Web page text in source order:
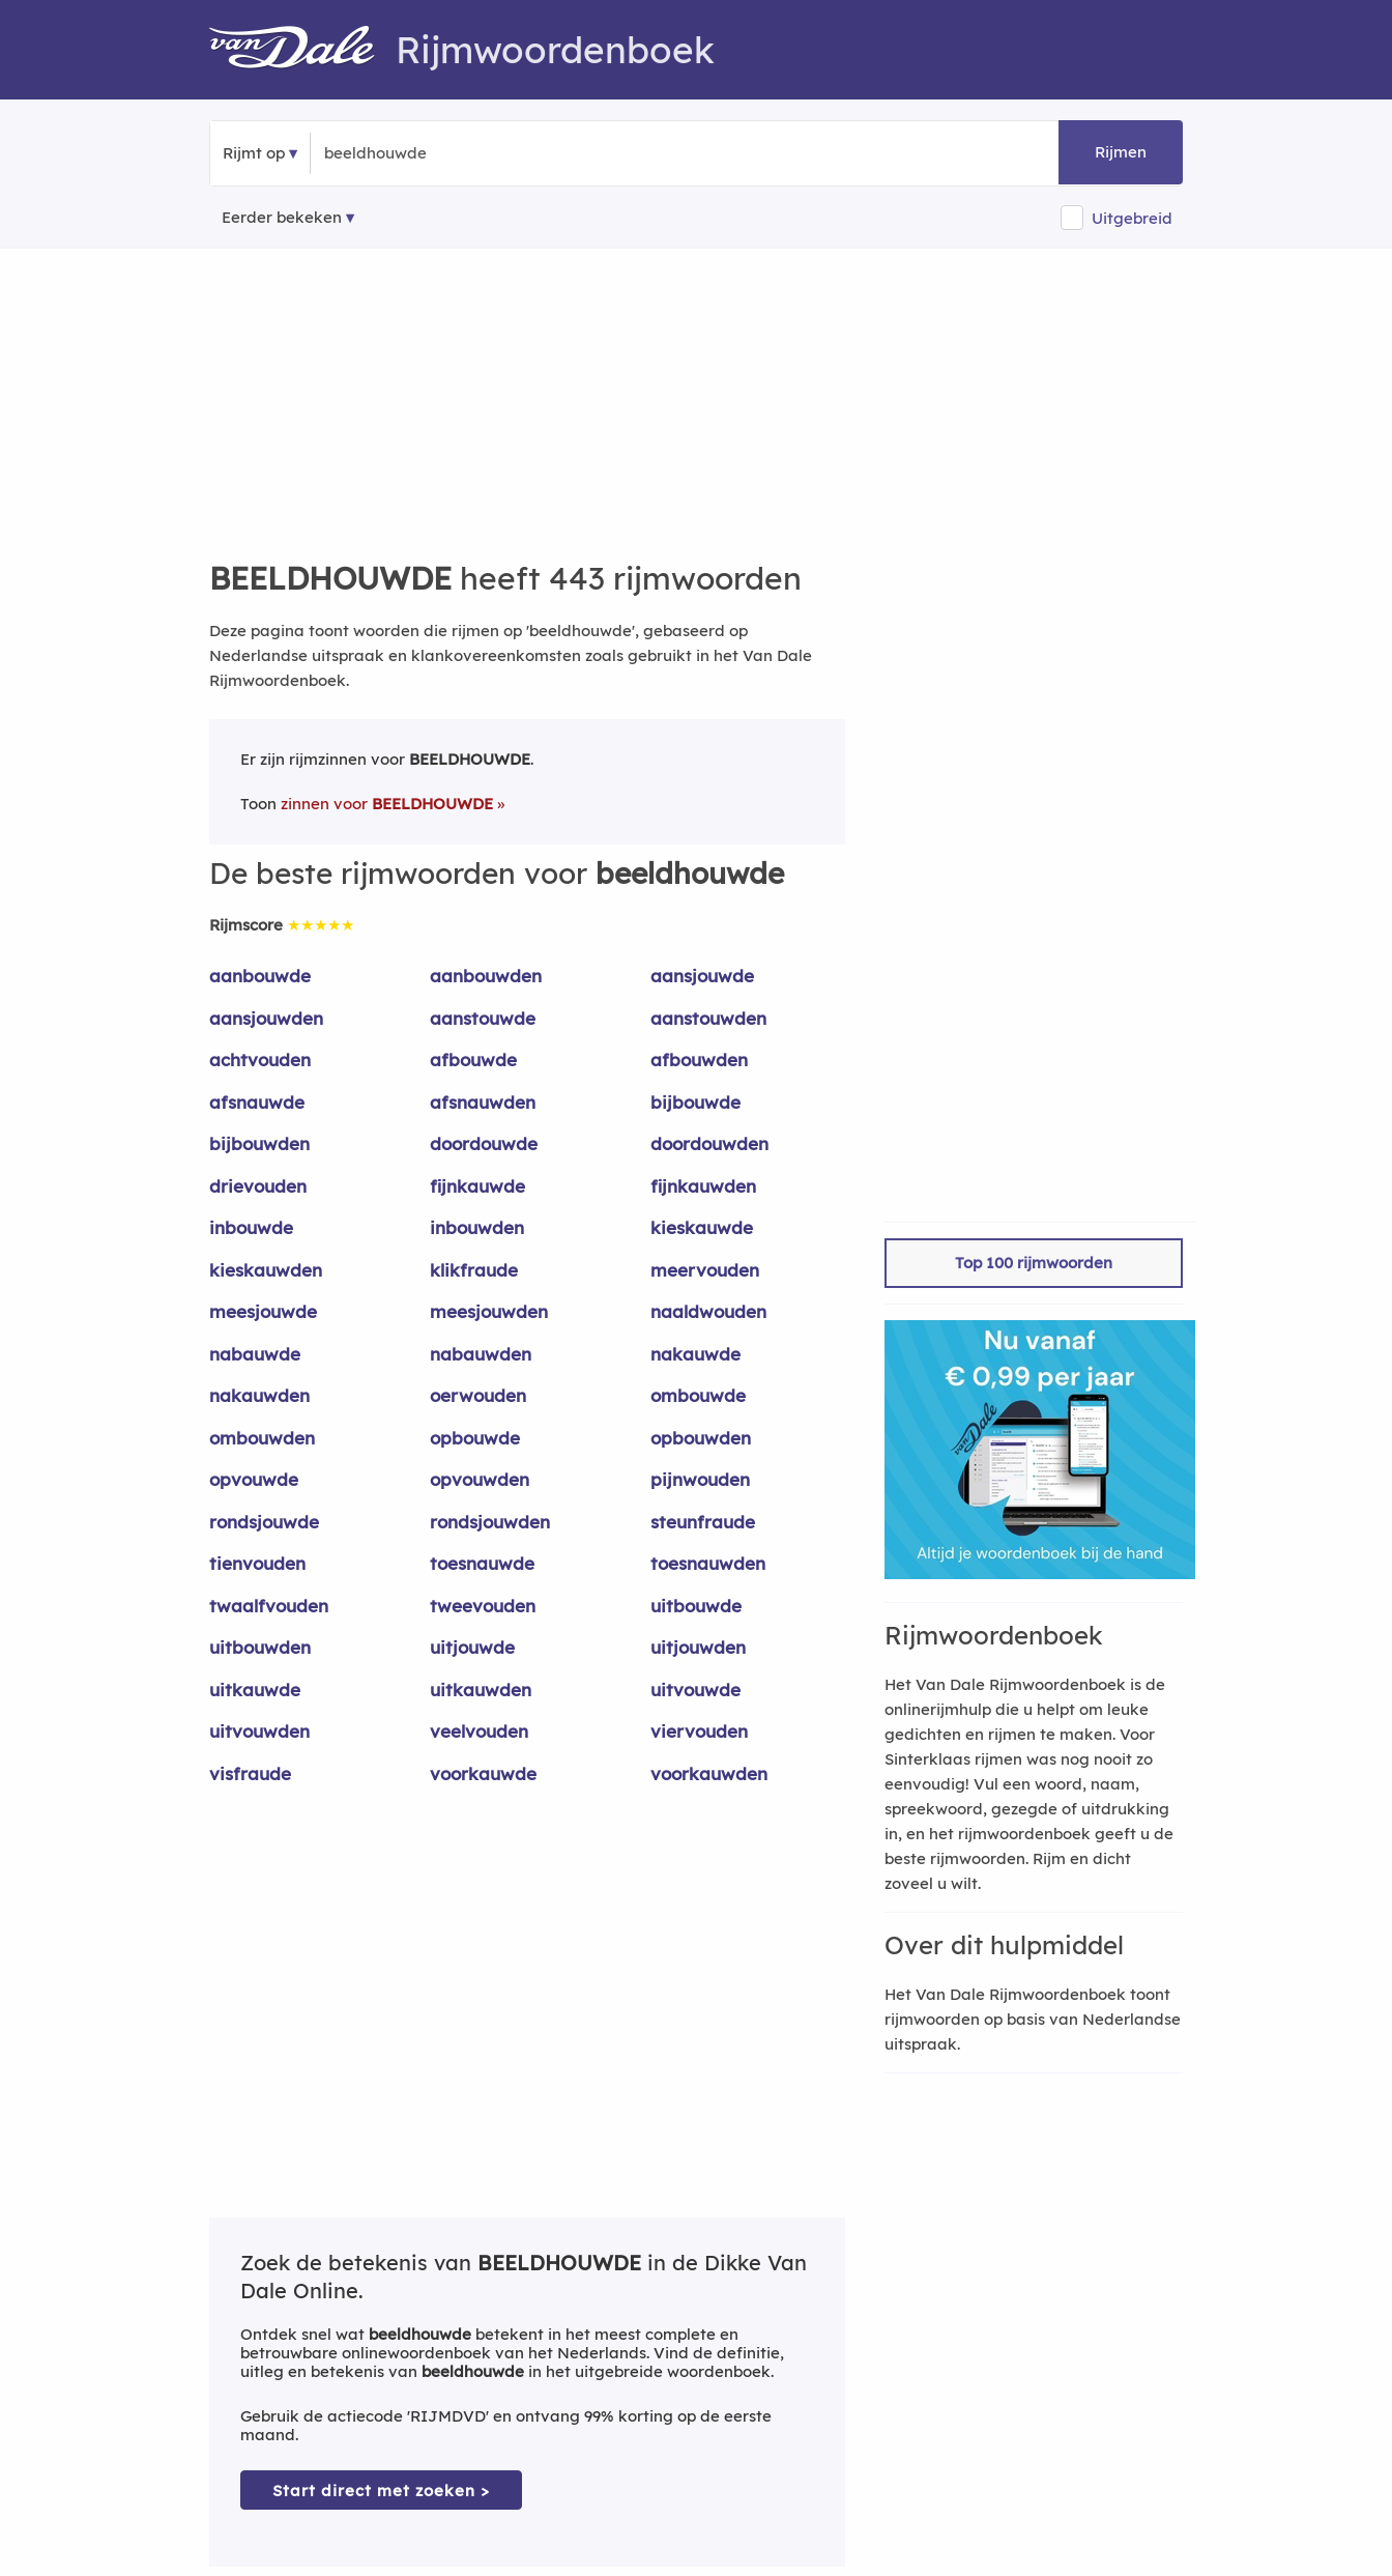
Rijmwoordenboek
Rijmt op Rijmen
Eerder bekeken Uitgebreid
BEELDHOUWDE heeft 443 rijmwoorden
Deze pagina toont woorden die rijmen op 'beeldhouwde', gebaseerd op
Nederlandse uitspraak en klankovereenkomsten zoals gebruikt in het Van Dale
Rijmwoordenboek.
Er zijn rijmzinnen voor BEELDHOUWDE.
Toon zinnen voor BEELDHOUWDE
De beste rijmwoorden voor beeldhouwde
Rijmscore ★★★★★
aanbouwde aanbouwden
aansjouwde
aansjouwden
aanstouwde
aanstouwden
achtvouden
afbouwde
afbouwden
afsnauwde
afsnauwden
bijbouwde
bijbouwden
doordouwde
doordouwden
drievouden
fijnkauwde
fijnkauwden
inbouwde
inbouwden
kieskauwde
kieskauwden
klikfraude
meervouden
meesjouwde
meesjouwden
naaldwouden
nabauwde
nabauwden
nakauwde
nakauwden
oerwouden
ombouwde
ombouwden
opbouwde
opbouwden
opvouwde
opvouwden
pijnwouden
rondsjouwde
rondsjouwden
steunfraude
tienvouden
toesnauwde
toesnauwden
twaalfvouden
tweevouden
uitbouwde
uitbouwden
uitjouwde
uitjouwden
uitkauwde
uitkauwden
uitvouwde
uitvouwden
veelvouden
viervouden
visfraude
voorkauwde voorkauwden
Zoek de betekenis van BEELDHOUWDE in de Dikke Van
Dale Online.
Ontdek snel wat beeldhouwde betekent in het meest complete en
betrouwbare onlinewoordenboek van het Nederlands. Vind de definitie,
uitleg en betekenis van beeldhouwde in het uitgebreide woordenboek.
Gebruik de actiecode 'RIJMDVD' en ontvang 99% korting op de eerste
maand.
Start direct met zoeken >
Top 100 rijmwoorden
Rijmwoordenboek
Het Van Dale Rijmwoordenboek is de
onlinerijmhulp die u helpt om leuke
gedichten en rijmen te maken. Voor
Sinterklaas rijmen was nog nooit zo
eenvoudig! Vul een woord, naam,
spreekwoord, gezegde of uitdrukking
in, en het rijmwoordenboek geeft u de
beste rijmwoorden. Rijm en dicht
zoveel u wilt.
Over dit hulpmiddel
Het Van Dale Rijmwoordenboek toont
rijmwoorden op basis van Nederlandse
uitspraak.